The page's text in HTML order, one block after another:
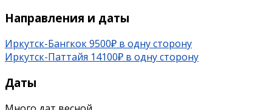
Направления и даты
Иркутск-Бангкок 9500₽ в одну сторону
Иркутск-Паттайя 14100₽ в одну сторону
Даты